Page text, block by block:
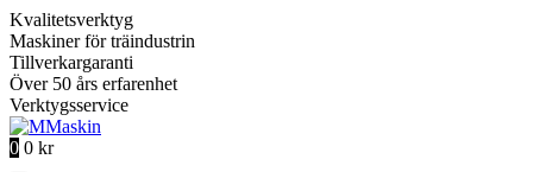
Kvalitetsverktyg
Maskiner för träindustrin
Tillverkargaranti
Över 50 års erfarenhet
Verktygsservice
0 0 kr